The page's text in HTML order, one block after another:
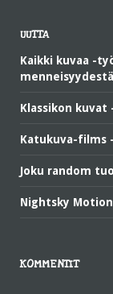
UUTTA
Kaikki kuvaa -
Klassikon kuvat
Katukuva-films
Joku random
Nightsky
KOMMENTIT